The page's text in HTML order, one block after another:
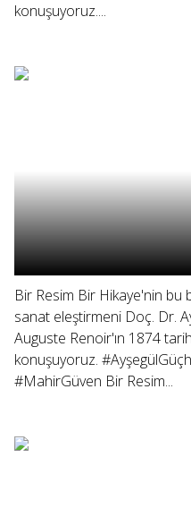
konuşuyoruz....
Bir Resim Bir Hikaye'nin
sanat eleştirmeni Doç. Dr.
Auguste Renoir'ın 1874
konuşuyoruz.
#MahirGüven Bir Resim...